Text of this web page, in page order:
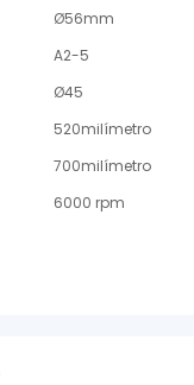
Ø56mm
A2-5
Ø45
520milímetro
700milímetro
6000 rpm